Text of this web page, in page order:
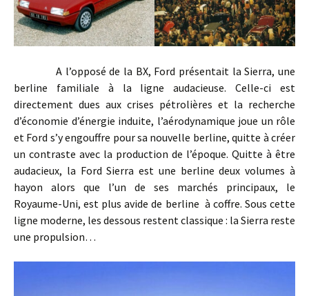
A l’opposé de la BX, Ford présentait la Sierra, une
berline familiale à la ligne audacieuse. Celle-ci est
directement dues aux crises pétrolières et la recherche
d’économie d’énergie induite, l’aérodynamique joue un rôle
et Ford s’y engouffre pour sa nouvelle berline, quitte à créer
un contraste avec la production de l’époque. Quitte à être
audacieux, la Ford Sierra est une berline deux volumes à
hayon alors que l’un de ses marchés principaux, le
Royaume-Uni, est plus avide de berline à coffre. Sous cette
ligne moderne, les dessous restent classique : la Sierra reste
une propulsion…